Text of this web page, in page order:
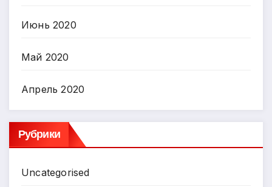
Июнь 2020
Май 2020
Апрель 2020
Рубрики
Uncategorised